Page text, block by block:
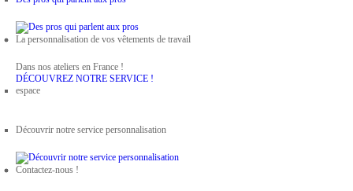
La personnalisation de vos vêtements de travail
Dans nos ateliers en France !
DÉCOUVREZ NOTRE SERVICE !
espace
Découvrir notre service personnalisation
Contactez-nous !